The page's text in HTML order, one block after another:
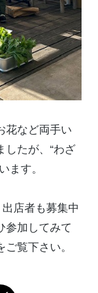
花など両手い
したが、“わざ
ます。
店者も募集中
参加してみて
覧下さい。